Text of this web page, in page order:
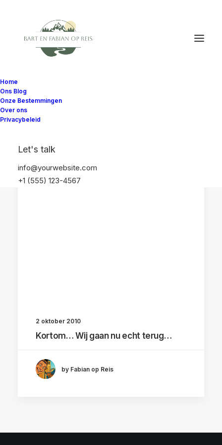
Home
Ons Blog
Onze Bestemmingen
Over ons
Privacybeleid
Let's talk
info@yourwebsite.com
+1 (555) 123-4567
2 oktober 2010
Kortom… Wij gaan nu echt terug…
by Fabian op Reis